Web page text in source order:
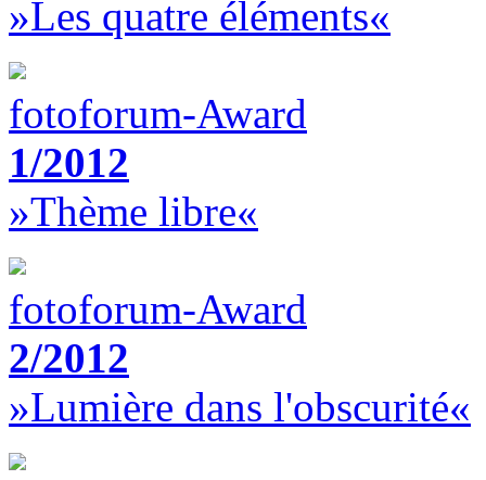
»Les quatre éléments«
fotoforum-Award
1/2012
»Thème libre«
fotoforum-Award
2/2012
»Lumière dans l'obscurité«